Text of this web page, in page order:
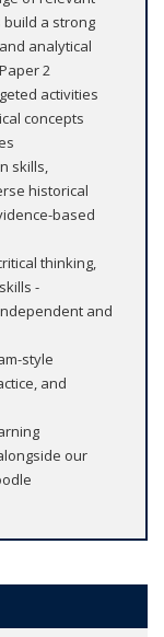
a strong
analytical
2
activities
concepts
skills,
historical
based
thinking,
-
and
style
and
our